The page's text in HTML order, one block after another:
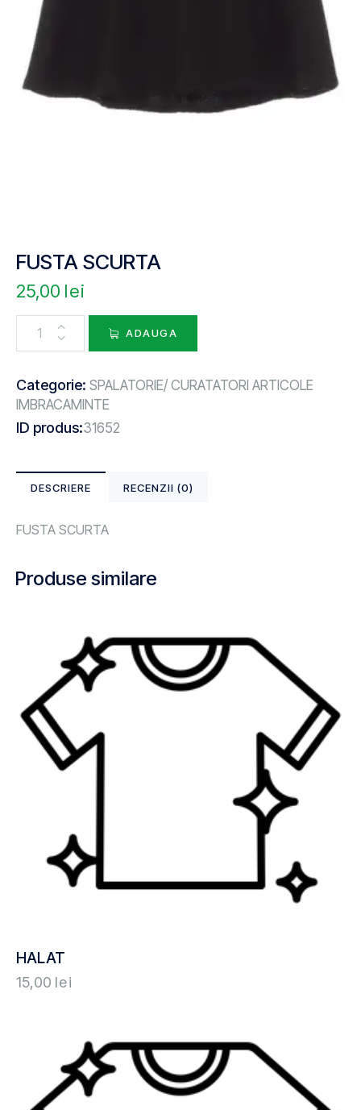
FUSTA SCURTA
25,00 lei
ADAUGA
Categorie: SPALATORIE/ CURATATORI ARTICOLE
IMBRACAMINTE
ID produs:31652
DESCRIERE RECENZII (0)
FUSTA SCURTA
Produse similare
HALAT
15,00 lei